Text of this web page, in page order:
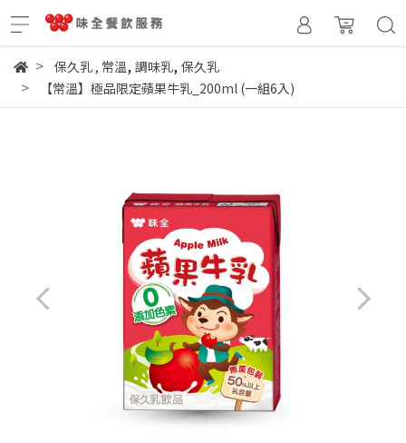
保久乳, 常溫, 調味乳, 保久乳
【常溫】極品限定蘋果牛乳_200ml (一組6入)